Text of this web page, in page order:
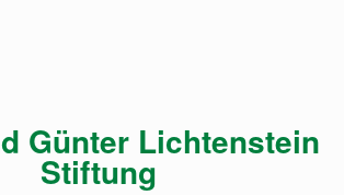
Günter Lichtenstein
Stiftung